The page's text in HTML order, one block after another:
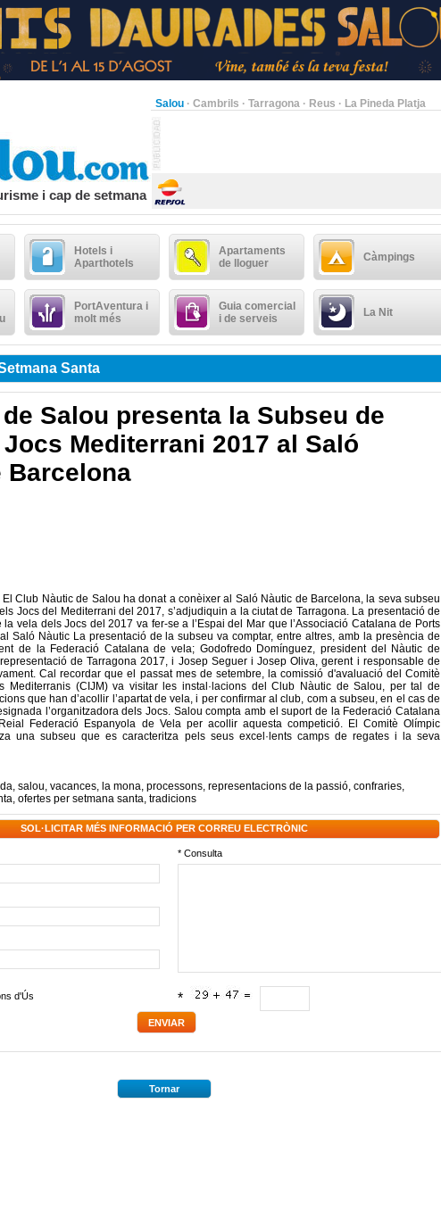
Salou · Cambrils · Tarragona · Reus · La Pineda Platja
i cap de setmana
Hotels i
Aparthotels
Apartaments
de lloguer
Càmpings
PortAventura i
molt més
Guia comercial
i de serveis
La Nit
Santa
Salou presenta la Subseu de
Mediterrani 2017 al Saló
Barcelona
Club Nàutic de Salou ha donat a conèixer al Saló Nàutic de Barcelona, la seva subseu
Jocs del Mediterrani del 2017, s’adjudiquin a la ciutat de Tarragona. La presentació de
vela dels Jocs del 2017 va fer-se a l’Espai del Mar que l’Associació Catalana de Ports
Saló Nàutic La presentació de la subseu va comptar, entre altres, amb la presència de
de la Federació Catalana de vela; Godofredo Domínguez, president del Nàutic de
de Tarragona 2017, i Josep Seguer i Josep Oliva, gerent i responsable de
Cal recordar que el passat mes de setembre, la comissió d'avaluació del Comitè
Mediterranis (CIJM) va visitar les instal·lacions del Club Nàutic de Salou, per tal de
que han d’acollir l’apartat de vela, i per confirmar al club, com a subseu, en el cas de
l’organitzadora dels Jocs. Salou compta amb el suport de la Federació Catalana
Federació Espanyola de Vela per acollir aquesta competició. El Comitè Olímpic
una subseu que es caracteritza pels seus excel·lents camps de regates i la seva
, salou, vacances, la mona, processons, representacions de la passió, confraries,
, ofertes per setmana santa, tradicions
SOL·LICITAR MÉS INFORMACIÓ PER CORREU ELECTRÒNIC
* Consulta
d'Ús *
Tornar